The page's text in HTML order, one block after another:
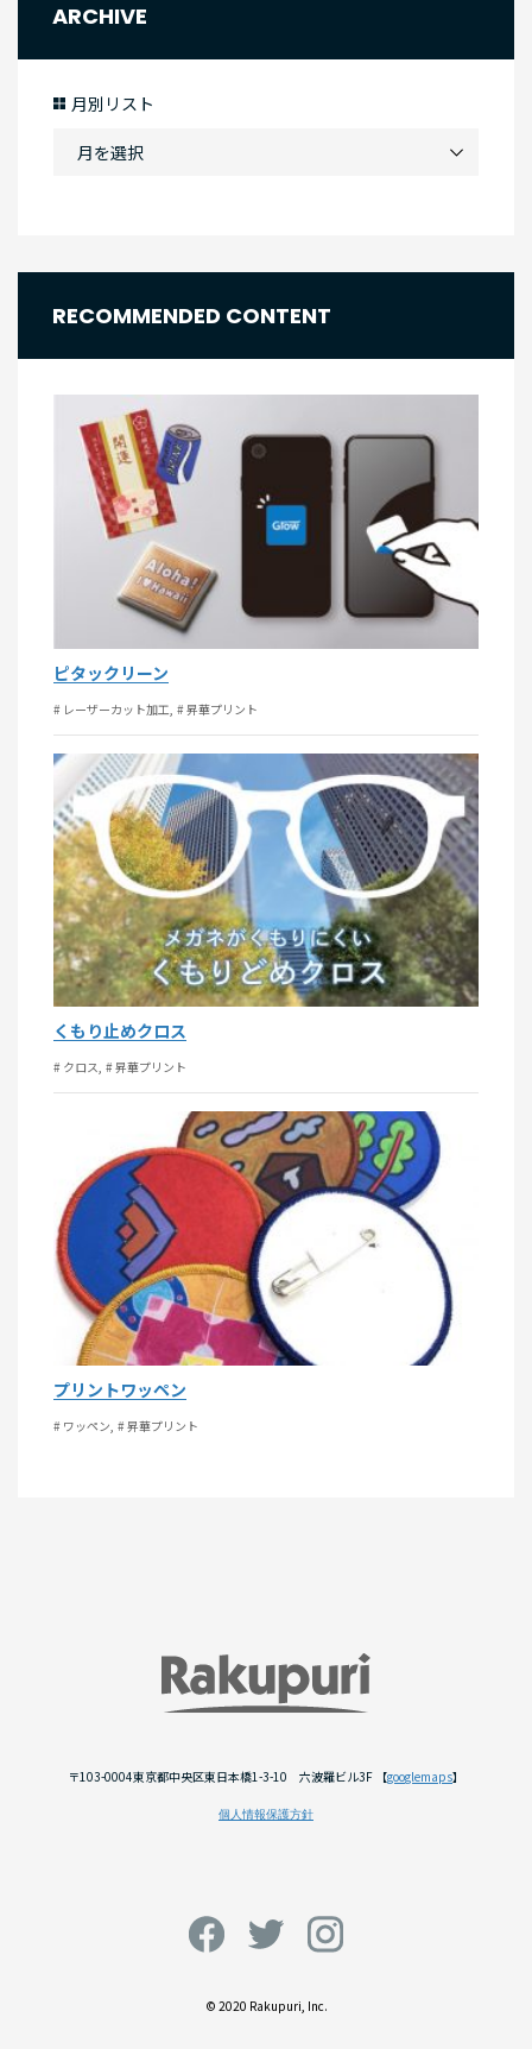
ARCHIVE
月別リスト
RECOMMENDED CONTENT
ピタックリーン
# レーザーカット加工 # 昇華プリント
くもり止めクロス
# クロス # 昇華プリント
プリントワッペン
# ワッペン # 昇華プリント
〒103-0004東京都中央区東日本橋1-3-10 六波羅ビル3F 【googlemaps】
個人情報保護方針
© 2020 Rakupuri, Inc.